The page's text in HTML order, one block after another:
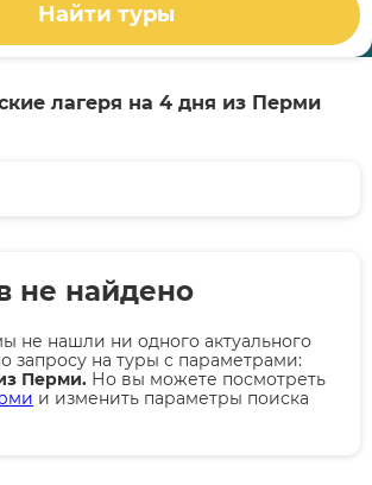
Найти туры
лагеря на 4 дня из Перми
не найдено
не нашли ни одного актуального
запросу на туры с параметрами:
Перми. Но вы можете посмотреть
и изменить параметры поиска